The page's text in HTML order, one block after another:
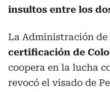
insultos entre los
La Administración
certificación de
coopera en la lucha
revocó el visado de